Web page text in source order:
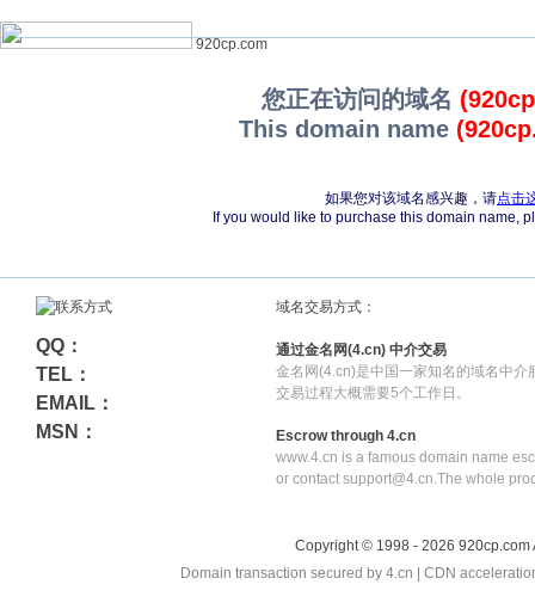
920cp.com
您正在访问的域名
This domain name
如果您对该域名感兴趣，请点击
If you would like to purchase this domain name,
QQ：
TEL：
EMAIL：
MSN：
域名交易方式：
通过金名网(4.cn) 中介交易
金名网(4.cn)是中国一家知名的域名中介
交易过程大概需要5个工作日。
Escrow through 4.cn
www.4.cn is a famous domain name
or contact support@4.cn.The whole
Copyright © 1998 - 2026 920cp.com
Domain transaction secured by 4.cn | CDN